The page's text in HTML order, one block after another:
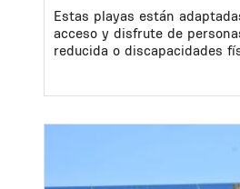
Estas playas están
acceso y disfrute de
reducida o discapacidades